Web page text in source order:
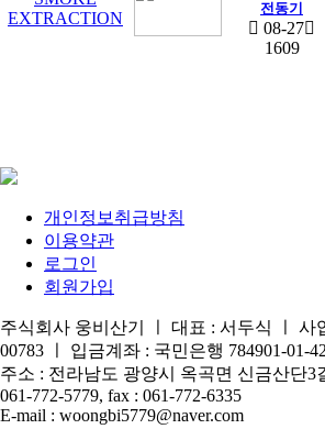
EXTRACTION
전동기
08-27
1609
개인정보취급방침
이용약관
로그인
회원가입
주식회사 웅비산기 ㅣ 대표 : 서두식 ㅣ 사
00783 ㅣ 입금계좌 : 국민은행 784901-01-
주소 : 전라남도 광양시 옥곡면 신금산단3
061-772-5779, fax : 061-772-6335
E-mail : woongbi5779@naver.com